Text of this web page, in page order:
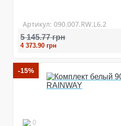
Артикул: 090.007.RW.L6.2
5 145.77 грн
4 373.90 грн
-15%
0